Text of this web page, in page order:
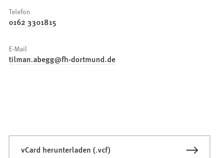
Telefon
0162 3301815
E-Mail
tilman.abegg fh-dortmund de
vCard herunterladen (.vcf)